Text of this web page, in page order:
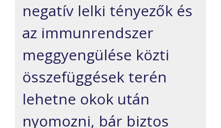
negatív lelki tényezők és
az immunrendszer
meggyengülése közti
összefüggések terén
lehetne okok után
nyomozni, bár biztos